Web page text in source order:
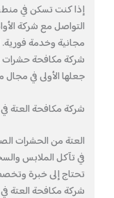
إذا كنت تسكن في
التواصل مع شركة
مجانية وخدمة فورية.
شركة مكافحة حشرات
جعلها الأولى في مجال
شركة مكافحة العتة في
العتة من الحشرات
في تآكل الملابس
تحتاج إلى خبرة
شركة مكافحة العتة